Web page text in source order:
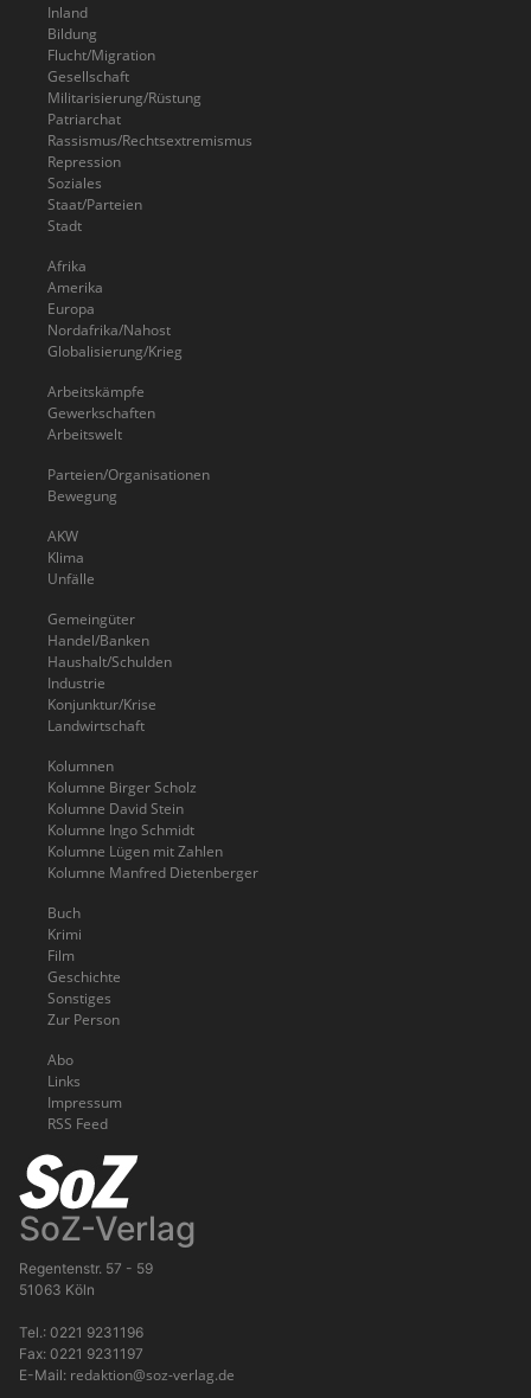
Inland
Bildung
Flucht/Migration
Gesellschaft
Militarisierung/Rüstung
Patriarchat
Rassismus/Rechtsextremismus
Repression
Soziales
Staat/Parteien
Stadt
Afrika
Amerika
Europa
Nordafrika/Nahost
Globalisierung/Krieg
Arbeitskämpfe
Gewerkschaften
Arbeitswelt
Parteien/Organisationen
Bewegung
AKW
Klima
Unfälle
Gemeingüter
Handel/Banken
Haushalt/Schulden
Industrie
Konjunktur/Krise
Landwirtschaft
Kolumnen
Kolumne Birger Scholz
Kolumne David Stein
Kolumne Ingo Schmidt
Kolumne Lügen mit Zahlen
Kolumne Manfred Dietenberger
Buch
Krimi
Film
Geschichte
Sonstiges
Zur Person
Abo
Links
Impressum
RSS Feed
SoZ-Verlag
Regentenstr. 57 - 59
51063 Köln
Tel.: 0221 9231196
Fax: 0221 9231197
E-Mail: redaktion@soz-verlag.de